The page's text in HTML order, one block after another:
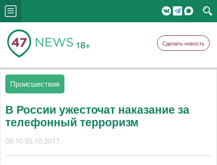
18+ Сделать новость
Происшествия
В России ужесточат наказание за
телефонный терроризм
08:10 05.10.2017